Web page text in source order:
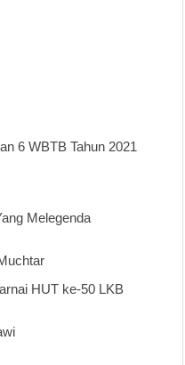
6 WBTB Tahun 2021
Melegenda
HUT ke-50 LKB